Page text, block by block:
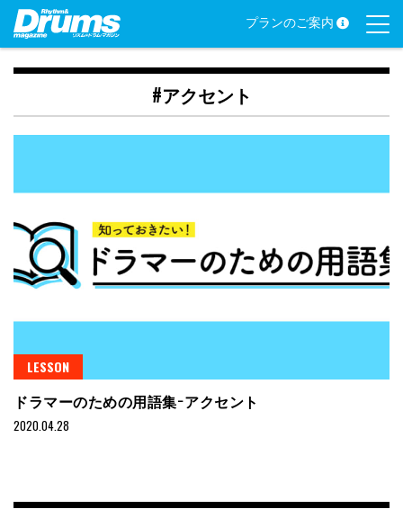
Skip
content
プランのご案内
#アクセント
LESSON
ドラマーのための用語集−アクセント
2020.04.28